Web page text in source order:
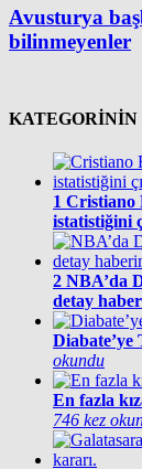
Avusturya
bilinmeyenler
1 Cristiano
istatistiğini
2 NBA’da
detay
okundu
En fazla
746 kez